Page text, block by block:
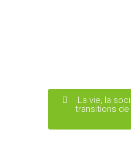
La vie, la
transitions de